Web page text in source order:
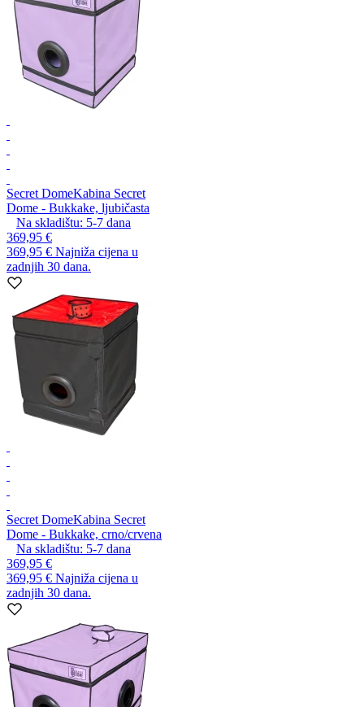
Secret DomeKabina Secret
Dome - Bukkake, ljubičasta
Na skladištu: 5-7 dana
369,95 €
369,95 € Najniža cijena u
zadnjih 30 dana.
Secret DomeKabina Secret
Dome - Bukkake, crno/crvena
Na skladištu: 5-7 dana
369,95 €
369,95 € Najniža cijena u
zadnjih 30 dana.